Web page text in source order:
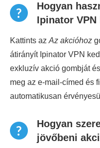
Hogyan
Ipinator
Kattints az Az akcióhoz
átirányít Ipinator VPN
exkluzív akció gombját
meg az e-mail-címed és
automatikusan
Hogyan
jövőbeni